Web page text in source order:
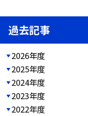
過去記事
2026年度
2025年度
2024年度
2023年度
2022年度